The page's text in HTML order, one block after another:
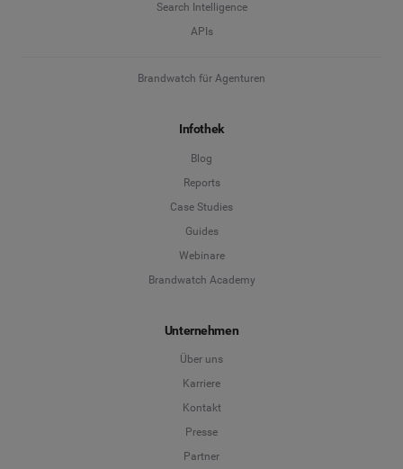
Search Intelligence
APIs
Brandwatch für Agenturen
Infothek
Blog
Reports
Case Studies
Guides
Webinare
Brandwatch Academy
Unternehmen
Über uns
Karriere
Kontakt
Presse
Partner